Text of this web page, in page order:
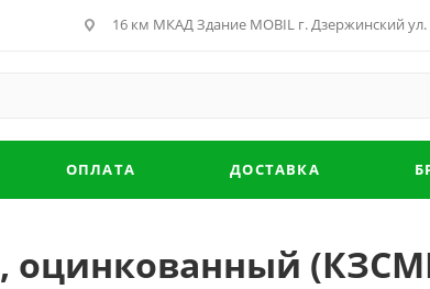
16 км МКАД Здание MOBIL г. Дзержинский ул.
ОПЛАТА ДОСТАВКА
оцинкованный